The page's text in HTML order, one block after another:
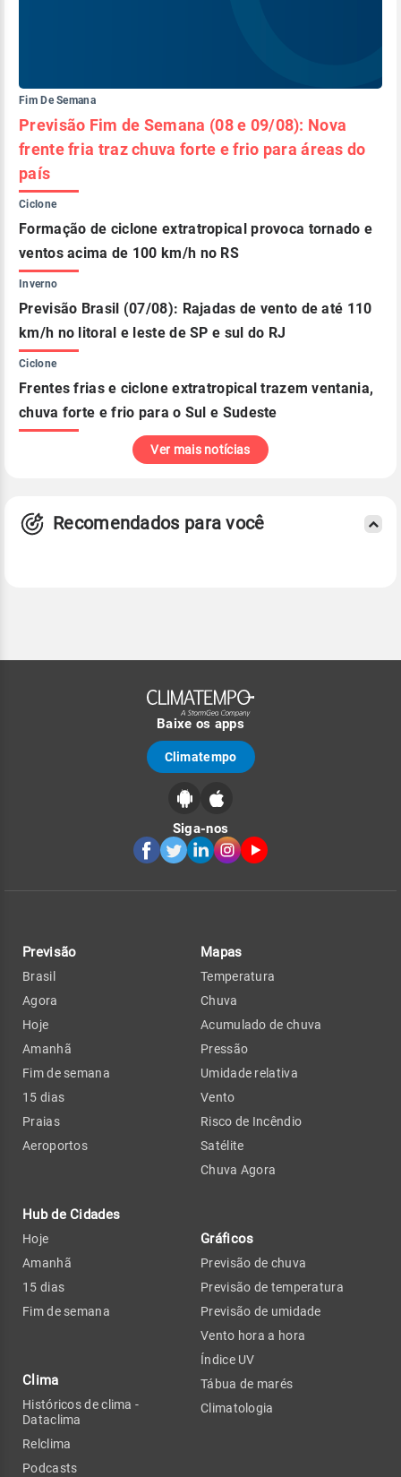
Fim De Semana
Previsão Fim de Semana (08 e 09/08): Nova
frente fria traz chuva forte e frio para áreas do
país
Ciclone
Formação de ciclone extratropical provoca tornado e
ventos acima de 100 km/h no RS
Inverno
Previsão Brasil (07/08): Rajadas de vento de até 110
km/h no litoral e leste de SP e sul do RJ
Ciclone
Frentes frias e ciclone extratropical trazem ventania,
chuva forte e frio para o Sul e Sudeste
Ver mais notícias
Recomendados para você
Baixe os apps
Climatempo
Siga-nos
Previsão
Brasil
Agora
Hoje
Amanhã
Fim de semana
15 dias
Praias
Aeroportos
Hub de Cidades
Hoje
Amanhã
15 dias
Fim de semana
Clima
Históricos de clima -
Dataclima
Relclima
Podcasts
Mapas
Temperatura
Chuva
Acumulado de chuva
Pressão
Umidade relativa
Vento
Risco de Incêndio
Satélite
Chuva Agora
Gráficos
Previsão de chuva
Previsão de temperatura
Previsão de umidade
Vento hora a hora
Índice UV
Tábua de marés
Climatologia